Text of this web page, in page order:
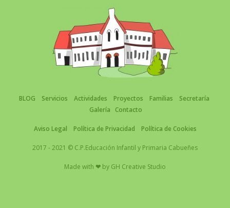
BLOG Servicios Actividades Proyectos Familias
Secretaría
Galería
Contacto
Aviso Legal Política de Privacidad Política de Cookies
2017 - 2021 © C.P.Educación Infantil y Primaria Cabueñes
Made with ❤ by GH Creative Studio